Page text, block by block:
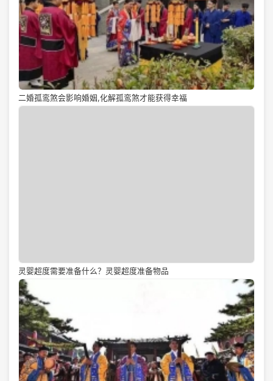
二婚孤鸾煞会影响婚姻,化解孤鸾煞才能获得幸福
灵婴超度需要准备什么？灵婴超度准备物品